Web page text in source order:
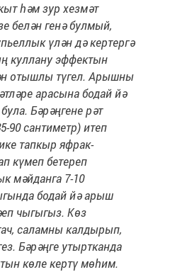
һәм зур хезмәт
белән генә булмый,
үлән дә кертергә
куллану эффектын
отышлы түгел. Арышны
арасына бодай йә
Бәрәңгене рәт
90 сантиметр) итеп
тапкыр яфрак-
күмеп бетереп
мәйданга 7-10
бодай йә арыш
чыгыгыз. Көз
саламны калдырып,
Бәрәңге утыртканда
көле кертү мөһим.